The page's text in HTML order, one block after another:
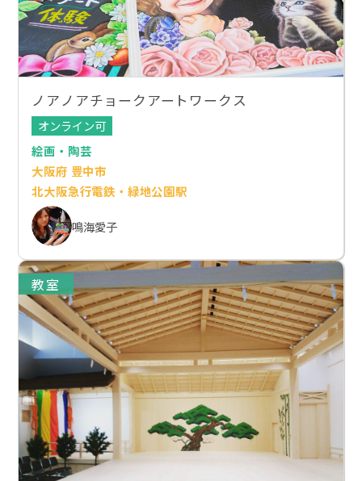
ノアノアチョークアートワークス
オンライン可
絵画・陶芸
大阪府 豊中市
北大阪急行電鉄・緑地公園駅
鳴海愛子
教室